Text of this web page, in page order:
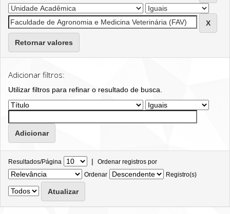
Retornar valores
Adicionar filtros:
Utilizar filtros para refinar o resultado de busca.
Resultados/Página | Ordenar registros por
Ordenar
Registro(s)